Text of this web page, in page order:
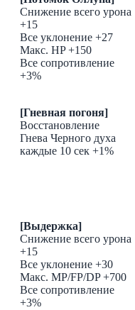
Снижение всего урона
+15
Все уклонение +27
Макс. HP +150
Все сопротивление
+3%
[Гневная погоня]
Восстановление
Гнева Черного духа
каждые 10 сек +1%
[Выдержка]
Снижение всего урона
+15
Все уклонение +30
Макс. MP/FP/DP +700
Все сопротивление
+3%